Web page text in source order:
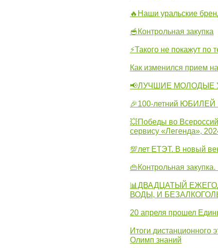
🔥Наши уральские
🥣Контрольная закупка
⚡Такого не покажут по
Как изменился прием
📢ЛУЧШИЕ МОЛОДЫЕ
🎉100-летний ЮБИЛЕЙ
💥Победы во
сервису «Легенда»,
💯лет ЕТЭТ. В новый
👜Контрольная
📊ДВАДЦАТЫЙ
ВОДЫ, И
20 апреля прошел
Итоги дистанционного
Олимп знаний